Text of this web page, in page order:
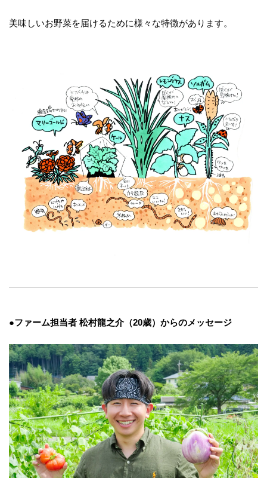
美味しいお野菜を届けるために様々な特徴があります。
●ファーム担当者 松村龍之介（20歳）からのメッセージ